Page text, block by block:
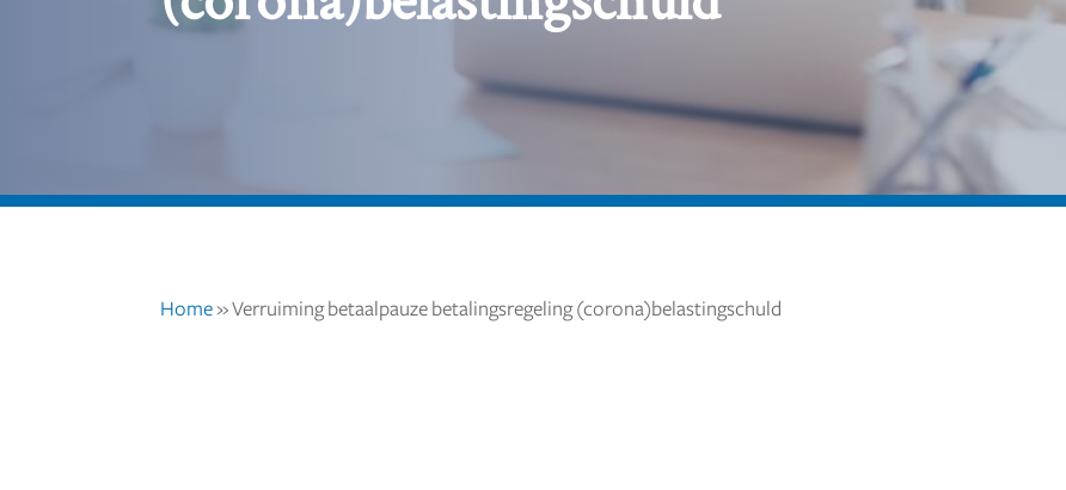
Home»Verruiming betaalpauze betalingsregeling (corona)belastingschuld